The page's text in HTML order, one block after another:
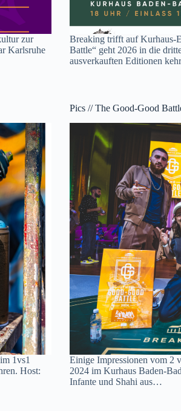
zur
Karlsruhe
Breaking trifft auf Kurhaus-
Battle“ geht 2026 in die
ausverkauften Editionen
1vs1
Host:
Pics // The Good-Good
Einige Impressionen vom 2
2024 im Kurhaus Baden-
Infante und Shahi aus…